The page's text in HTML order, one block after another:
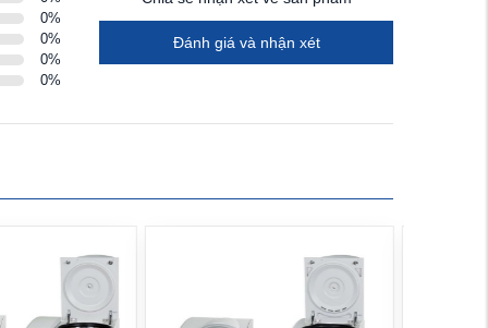
0%
0%
0%
0%
Đánh giá và nhận xét